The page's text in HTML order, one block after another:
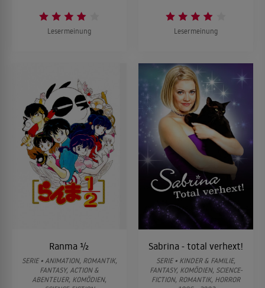
Lesermeinung Lesermeinung
Ranma ½
SERIE • ANIMATION, ROMANTIK,
FANTASY, ACTION &
ABENTEUER, KOMÖDIEN,
Sabrina - total verhext!
SERIE • KINDER & FAMILIE,
FANTASY, KOMÖDIEN, SCIENCE-
FICTION, ROMANTIK, HORROR